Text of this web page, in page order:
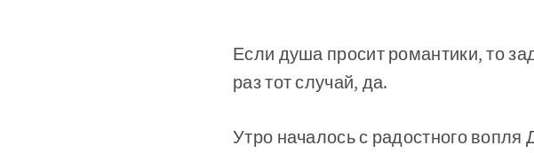
Если душа просит романтики, то
раз тот случай, да.
Утро началось с радостного